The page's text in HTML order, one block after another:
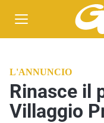
L'ANNUNCIO
Rinasce il
Villaggio